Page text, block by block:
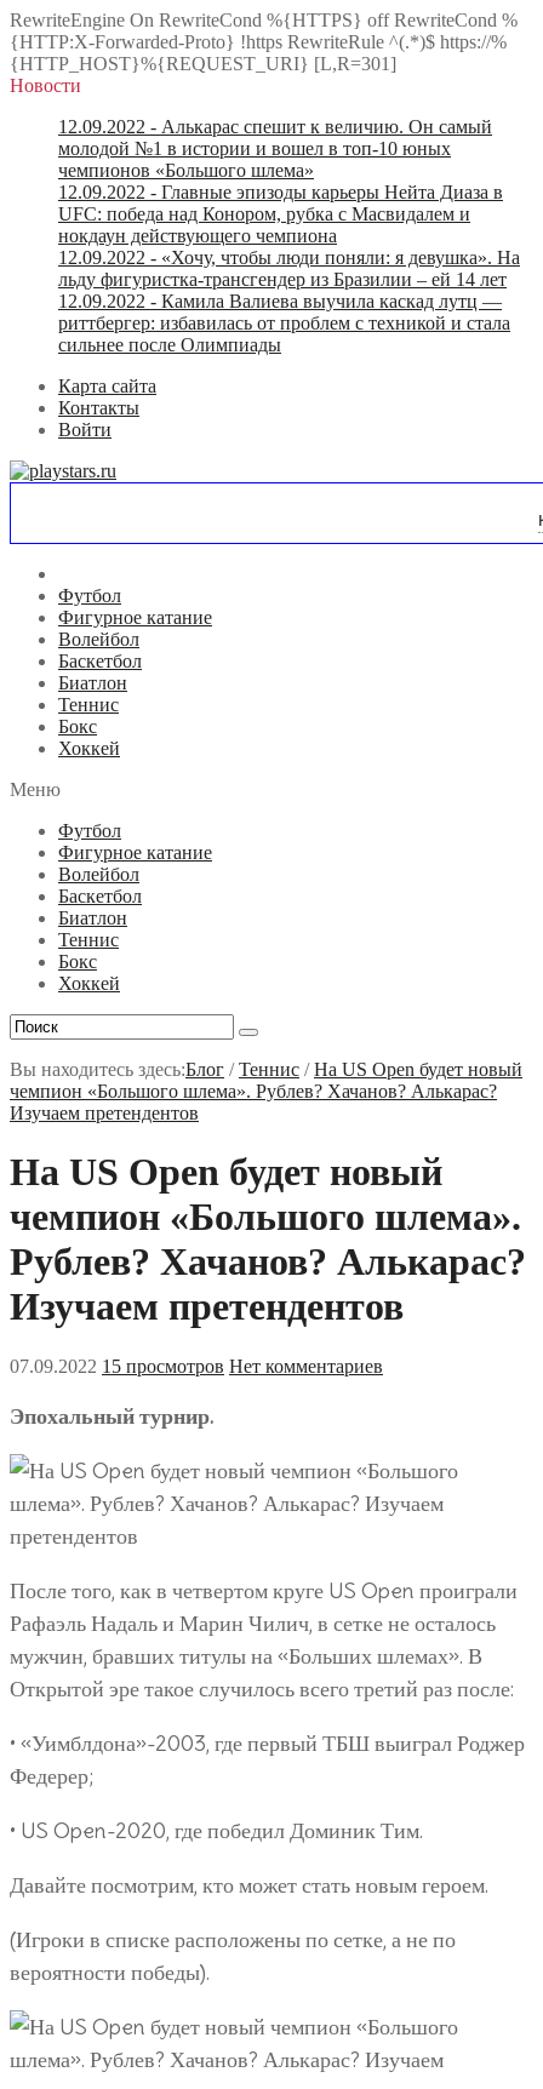
RewriteEngine On RewriteCond %{HTTPS} off RewriteCond %
{HTTP:X-Forwarded-Proto} !https RewriteRule ^(.*)$ https://%
{HTTP_HOST}%{REQUEST_URI} [L,R=301]
Новости
12.09.2022 - Алькарас спешит к величию. Он самый
молодой №1 в истории и вошел в топ-10 юных
чемпионов «Большого шлема»
12.09.2022 - Главные эпизоды карьеры Нейта Диаза в
UFC: победа над Конором, рубка с Масвидалем и
нокдаун действующего чемпиона
12.09.2022 - «Хочу, чтобы люди поняли: я девушка». На
льду фигуристка-трансгендер из Бразилии – ей 14 лет
12.09.2022 - Камила Валиева выучила каскад лутц —
риттбергер: избавилась от проблем с техникой и стала
сильнее после Олимпиады
Карта сайта
Контакты
Войти
Футбол
Фигурное катание
Волейбол
Баскетбол
Биатлон
Теннис
Бокс
Хоккей
Меню
Футбол
Фигурное катание
Волейбол
Баскетбол
Биатлон
Теннис
Бокс
Хоккей
Вы находитесь здесь:Блог /Теннис /На US Open будет новый
чемпион «Большого шлема». Рублев? Хачанов? Алькарас?
Изучаем претендентов
На US Open будет новый
чемпион «Большого шлема».
Рублев? Хачанов? Алькарас?
Изучаем претендентов
07.09.2022 15 просмотров Нет комментариев
Эпохальный турнир.
После того, как в четвертом круге US Open проиграли
Рафаэль Надаль и Марин Чилич, в сетке не осталось
мужчин, бравших титулы на «Больших шлемах». В
Открытой эре такое случилось всего третий раз после:
• «Уимблдона»-2003, где первый ТБШ выиграл Роджер
Федерер;
• US Open-2020, где победил Доминик Тим.
Давайте посмотрим, кто может стать новым героем.
(Игроки в списке расположены по сетке, а не по
вероятности победы).